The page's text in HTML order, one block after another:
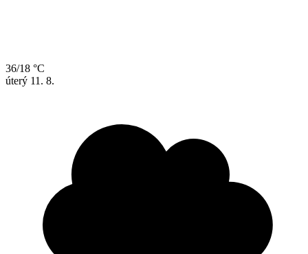
36/18 °C
úterý 11. 8.